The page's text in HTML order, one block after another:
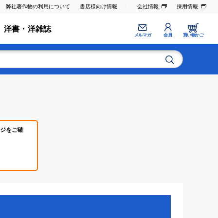
弊社著作物の利用について 書店様向け情報 会社情報 採用情報
洋書・洋雑誌
メルマガ 会員 買い物かご
をご確